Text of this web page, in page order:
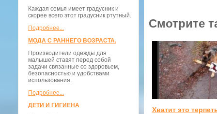
Каждая семья имеет градусник и
скорее всего этот градусник ртутный.
Подробнее...
МОДА С РАННЕГО ВОЗРАСТА.
Производители одежды для
малышей ставят перед собой
задачи связанные со здоровьем,
безопасностью и удобствами
использования.
Подробнее...
ДЕТИ И ГИГИЕНА
Смотрите
Хватит это